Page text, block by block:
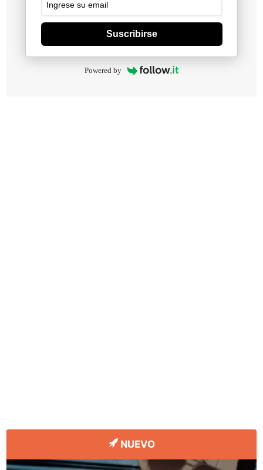
Suscribirse
Powered by
NUEVO